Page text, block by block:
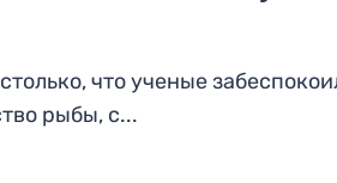
что ученые
рыбы, с...